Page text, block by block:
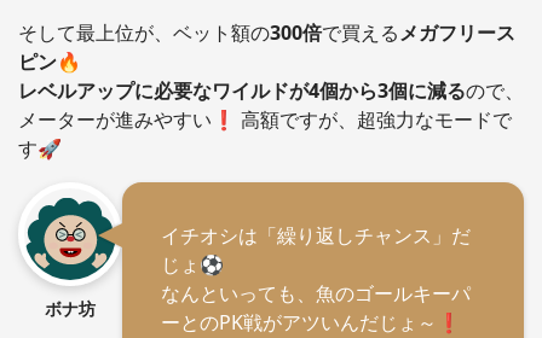
そして最上位が、ベット額の300倍で買えるメガフリース
ピン🔥
レベルアップに必要なワイルドが4個から3個に減るので、
メーターが進みやすい❗️ 高額ですが、超強力なモードで
す🚀
ボナ坊
イチオシは「繰り返しチャンス」だ
じょ⚽
なんといっても、魚のゴールキーパ
ーとのPK戦がアツいんだじょ～❗️